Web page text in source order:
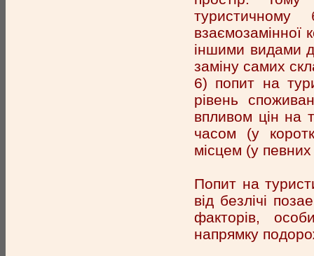
туристичному
взаємозамінної
іншими видами
заміну самих
6) попит на
рівень
впливом цін на
часом (у
місцем (у
Попит на
від безлічі
факторів,
напрямку